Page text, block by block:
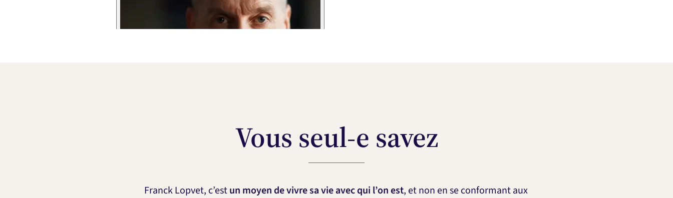
Vous seul-e savez
Franck Lopvet, c’estun moyen de vivre sa vie avec qui l’on est, et non en se conformant aux